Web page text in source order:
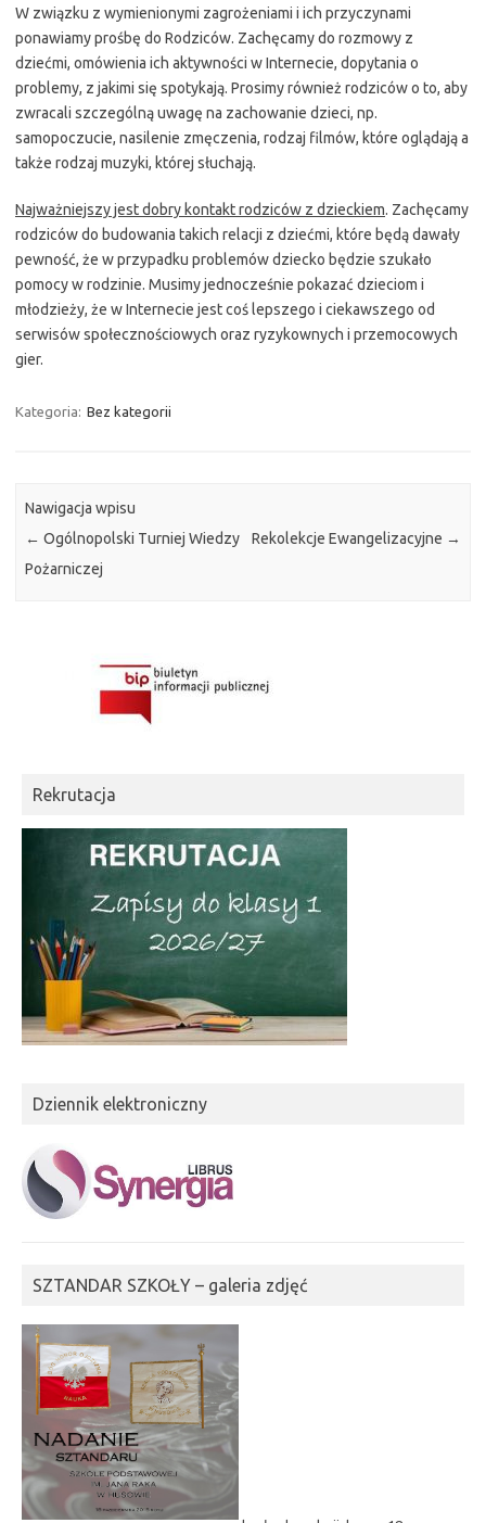
W związku z wymienionymi zagrożeniami i ich przyczynami
ponawiamy prośbę do Rodziców. Zachęcamy do rozmowy z
dziećmi, omówienia ich aktywności w Internecie, dopytania o
problemy, z jakimi się spotykają. Prosimy również rodziców o to, aby
zwracali szczególną uwagę na zachowanie dzieci, np.
samopoczucie, nasilenie zmęczenia, rodzaj filmów, które oglądają a
także rodzaj muzyki, której słuchają.
Najważniejszy jest dobry kontakt rodziców z dzieckiem. Zachęcamy
rodziców do budowania takich relacji z dziećmi, które będą dawały
pewność, że w przypadku problemów dziecko będzie szukało
pomocy w rodzinie. Musimy jednocześnie pokazać dzieciom i
młodzieży, że w Internecie jest coś lepszego i ciekawszego od
serwisów społecznościowych oraz ryzykownych i przemocowych
gier.
Kategoria: Bez kategorii
Nawigacja wpisu
← Ogólnopolski Turniej Wiedzy
Pożarniczej
Rekolekcje Ewangelizacyjne →
Rekrutacja
Dziennik elektroniczny
SZTANDAR SZKOŁY – galeria zdjęć